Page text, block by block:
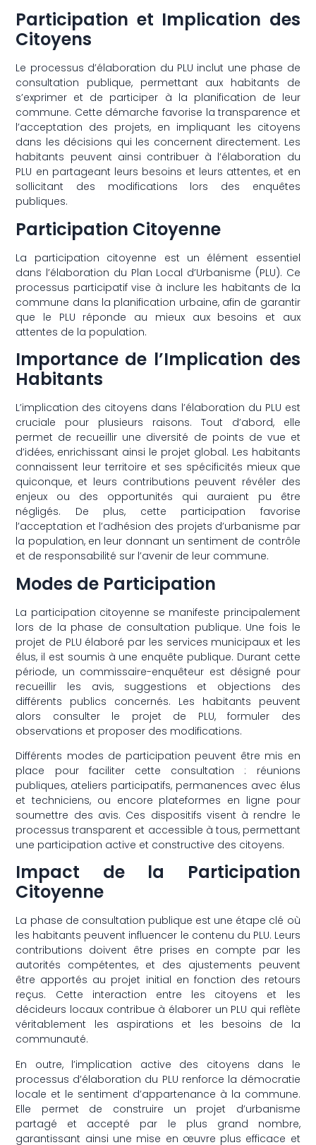
Participation et Implication des
Citoyens
Le processus d’élaboration du PLU inclut une phase de
consultation publique, permettant aux habitants de
s’exprimer et de participer à la planification de leur
commune. Cette démarche favorise la transparence et
l’acceptation des projets, en impliquant les citoyens
dans les décisions qui les concernent directement. Les
habitants peuvent ainsi contribuer à l’élaboration du
PLU en partageant leurs besoins et leurs attentes, et en
sollicitant des modifications lors des enquêtes
publiques.
Participation Citoyenne
La participation citoyenne est un élément essentiel
dans l’élaboration du Plan Local d’Urbanisme (PLU). Ce
processus participatif vise à inclure les habitants de la
commune dans la planification urbaine, afin de garantir
que le PLU réponde au mieux aux besoins et aux
attentes de la population.
Importance de l’Implication des
Habitants
L’implication des citoyens dans l’élaboration du PLU est
cruciale pour plusieurs raisons. Tout d’abord, elle
permet de recueillir une diversité de points de vue et
d’idées, enrichissant ainsi le projet global. Les habitants
connaissent leur territoire et ses spécificités mieux que
quiconque, et leurs contributions peuvent révéler des
enjeux ou des opportunités qui auraient pu être
négligés. De plus, cette participation favorise
l’acceptation et l’adhésion des projets d’urbanisme par
la population, en leur donnant un sentiment de contrôle
et de responsabilité sur l’avenir de leur commune.
Modes de Participation
La participation citoyenne se manifeste principalement
lors de la phase de consultation publique. Une fois le
projet de PLU élaboré par les services municipaux et les
élus, il est soumis à une enquête publique. Durant cette
période, un commissaire-enquêteur est désigné pour
recueillir les avis, suggestions et objections des
différents publics concernés. Les habitants peuvent
alors consulter le projet de PLU, formuler des
observations et proposer des modifications.
Différents modes de participation peuvent être mis en
place pour faciliter cette consultation : réunions
publiques, ateliers participatifs, permanences avec élus
et techniciens, ou encore plateformes en ligne pour
soumettre des avis. Ces dispositifs visent à rendre le
processus transparent et accessible à tous, permettant
une participation active et constructive des citoyens.
Impact de la Participation
Citoyenne
La phase de consultation publique est une étape clé où
les habitants peuvent influencer le contenu du PLU. Leurs
contributions doivent être prises en compte par les
autorités compétentes, et des ajustements peuvent
être apportés au projet initial en fonction des retours
reçus. Cette interaction entre les citoyens et les
décideurs locaux contribue à élaborer un PLU qui reflète
véritablement les aspirations et les besoins de la
communauté.
En outre, l’implication active des citoyens dans le
processus d’élaboration du PLU renforce la démocratie
locale et le sentiment d’appartenance à la commune.
Elle permet de construire un projet d’urbanisme
partagé et accepté par le plus grand nombre,
garantissant ainsi une mise en œuvre plus efficace et